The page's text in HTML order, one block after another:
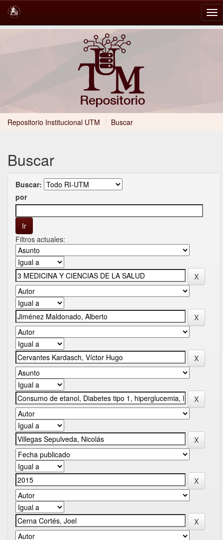
Repositorio Institucional UTM / Buscar
Buscar
Buscar:
por
Filtros actuales: